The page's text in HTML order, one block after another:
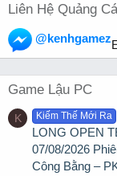
Liên Hệ Quảng
@kenhgamez
Game Lậu PC
K Kiếm Thế Mới Ra
LONG OPEN
07/08/2026
Công Bằng –